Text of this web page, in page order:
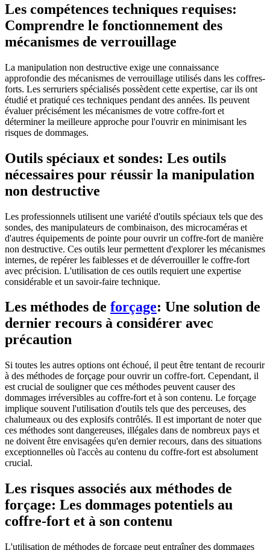
Les compétences techniques requises:
Comprendre le fonctionnement des
mécanismes de verrouillage
La manipulation non destructive exige une connaissance
approfondie des mécanismes de verrouillage utilisés dans les coffres-
forts. Les serruriers spécialisés possèdent cette expertise, car ils ont
étudié et pratiqué ces techniques pendant des années. Ils peuvent
évaluer précisément les mécanismes de votre coffre-fort et
déterminer la meilleure approche pour l'ouvrir en minimisant les
risques de dommages.
Outils spéciaux et sondes: Les outils
nécessaires pour réussir la manipulation
non destructive
Les professionnels utilisent une variété d'outils spéciaux tels que des
sondes, des manipulateurs de combinaison, des microcaméras et
d'autres équipements de pointe pour ouvrir un coffre-fort de manière
non destructive. Ces outils leur permettent d'explorer les mécanismes
internes, de repérer les faiblesses et de déverrouiller le coffre-fort
avec précision. L'utilisation de ces outils requiert une expertise
considérable et un savoir-faire technique.
Les méthodes de forçage: Une solution de
dernier recours à considérer avec
précaution
Si toutes les autres options ont échoué, il peut être tentant de recourir
à des méthodes de forçage pour ouvrir un coffre-fort. Cependant, il
est crucial de souligner que ces méthodes peuvent causer des
dommages irréversibles au coffre-fort et à son contenu. Le forçage
implique souvent l'utilisation d'outils tels que des perceuses, des
chalumeaux ou des explosifs contrôlés. Il est important de noter que
ces méthodes sont dangereuses, illégales dans de nombreux pays et
ne doivent être envisagées qu'en dernier recours, dans des situations
exceptionnelles où l'accès au contenu du coffre-fort est absolument
crucial.
Les risques associés aux méthodes de
forçage: Les dommages potentiels au
coffre-fort et à son contenu
L'utilisation de méthodes de forçage peut entraîner des dommages